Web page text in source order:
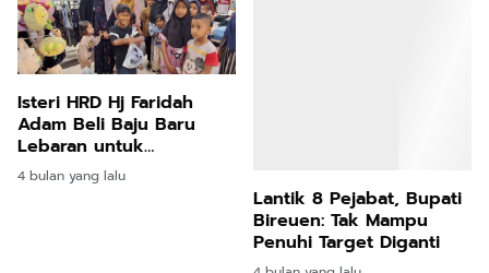
Isteri HRD Hj Faridah
Adam Beli Baju Baru
Lebaran untuk
Pengungsi Banjir di
Bireuen
4 bulan yang lalu
Berita Terbaru
Transformasi PT PEMA Memerlukan
Kepemimpinan Strategis, Dr. Said
Mulyadi Dinilai Memenuhi Kriteria